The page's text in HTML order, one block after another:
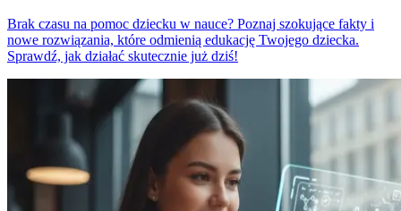
Brak czasu na pomoc dziecku w nauce? Poznaj szokujące fakty i
nowe rozwiązania, które odmienią edukację Twojego dziecka.
Sprawdź, jak działać skutecznie już dziś!